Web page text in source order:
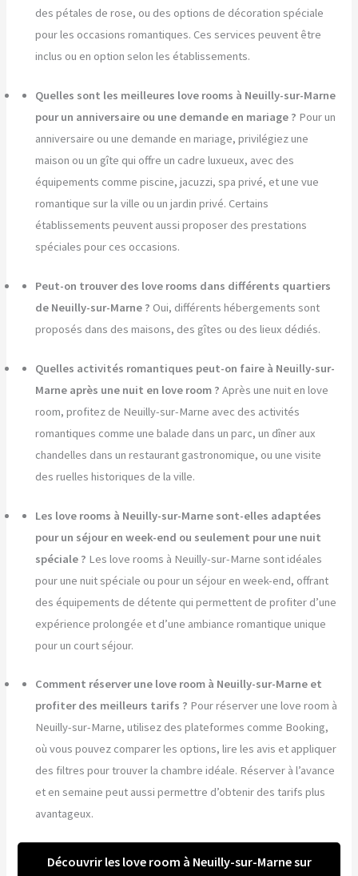
des pétales de rose, ou des options de décoration spéciale
pour les occasions romantiques. Ces services peuvent être
inclus ou en option selon les établissements.
Quelles sont les meilleures love rooms à Neuilly-sur-Marne
pour un anniversaire ou une demande en mariage ? Pour un
anniversaire ou une demande en mariage, privilégiez une
maison ou un gîte qui offre un cadre luxueux, avec des
équipements comme piscine, jacuzzi, spa privé, et une vue
romantique sur la ville ou un jardin privé. Certains
établissements peuvent aussi proposer des prestations
spéciales pour ces occasions.
Peut-on trouver des love rooms dans différents quartiers
de Neuilly-sur-Marne ? Oui, différents hébergements sont
proposés dans des maisons, des gîtes ou des lieux dédiés.
Quelles activités romantiques peut-on faire à Neuilly-sur-
Marne après une nuit en love room ? Après une nuit en love
room, profitez de Neuilly-sur-Marne avec des activités
romantiques comme une balade dans un parc, un dîner aux
chandelles dans un restaurant gastronomique, ou une visite
des ruelles historiques de la ville.
Les love rooms à Neuilly-sur-Marne sont-elles adaptées
pour un séjour en week-end ou seulement pour une nuit
spéciale ? Les love rooms à Neuilly-sur-Marne sont idéales
pour une nuit spéciale ou pour un séjour en week-end, offrant
des équipements de détente qui permettent de profiter d’une
expérience prolongée et d’une ambiance romantique unique
pour un court séjour.
Comment réserver une love room à Neuilly-sur-Marne et
profiter des meilleurs tarifs ? Pour réserver une love room à
Neuilly-sur-Marne, utilisez des plateformes comme Booking,
où vous pouvez comparer les options, lire les avis et appliquer
des filtres pour trouver la chambre idéale. Réserver à l’avance
et en semaine peut aussi permettre d’obtenir des tarifs plus
avantageux.
Découvrir les love room à Neuilly-sur-Marne sur